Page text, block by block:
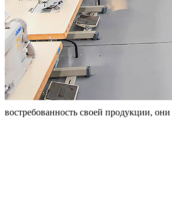
востребованность своей продукции, они